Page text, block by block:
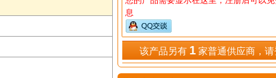
息
该产品另有 1家普通供应商，请